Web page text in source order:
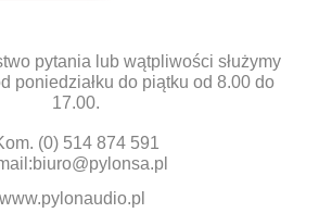
pytania lub wątpliwości służymy
poniedziałku do piątku od 8.00 do
17.00.
(0) 514 874 591
biuro@pylonsa.pl
www.pylonaudio.pl